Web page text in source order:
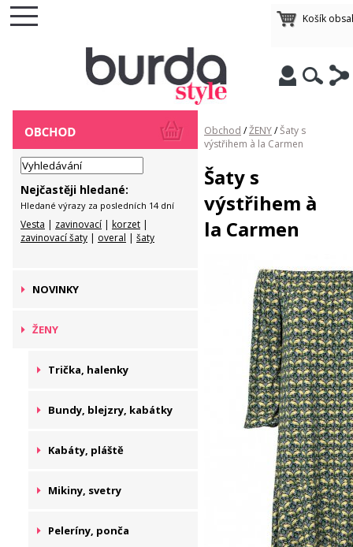
Košík
Nejčastěji hledané:
Hledané výrazy za posledních 14 dní
Vesta | zavinovací | korzet |
zavinovací šaty | overal | šaty
NOVINKY
ŽENY
Trička, halenky
Bundy, blejzry, kabátky
Kabáty, pláště
Mikiny, svetry
Peleríny, ponča
Obchod /ŽENY/Šaty s
výstřihem à la Carmen
Šaty s
výstřihem à
la Carmen